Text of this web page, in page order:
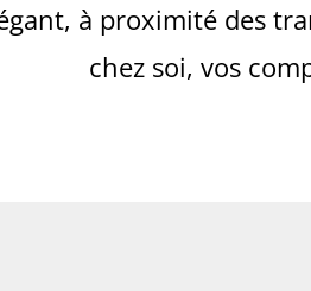
à proximité des
chez soi, vos